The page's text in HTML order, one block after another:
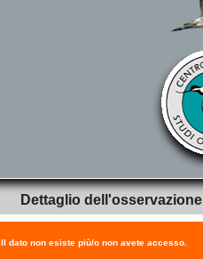
Dettaglio dell'osservazione
Il dato non esiste più/o non avete accesso.